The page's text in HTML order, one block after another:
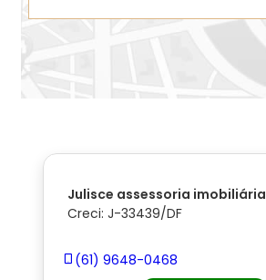
Julisce assessoria imobiliária
Creci: J-33439/DF
(61) 9648-0468